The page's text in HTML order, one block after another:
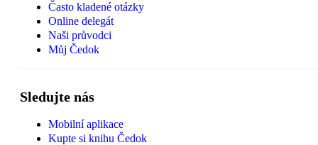
Často kladené otázky
Online delegát
Naši průvodci
Můj Čedok
Sledujte nás
Mobilní aplikace
Kupte si knihu Čedok